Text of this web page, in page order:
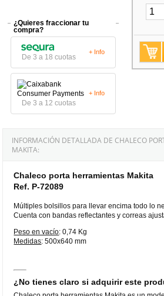
¿Quieres fraccionar tu
compra?
De 3 a 18 cuotas
+ Info
De 3 a 12 cuotas
+ Info
INFORMACIÓN DETALLADA DE CHALECO
MAKITA:
Chaleco porta herramientas Makita
Ref. P-72089
Múltiples bolsillos para llevar encima todo lo
Cuenta con bandas reflectantes y correas
Peso en vacío: 0,74 Kg
Medidas: 500x640 mm
¿No tienes claro si adquirir este